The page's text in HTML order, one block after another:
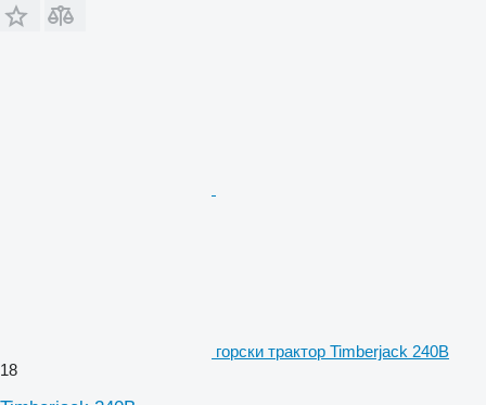
горски трактор Timberjack 240B
18